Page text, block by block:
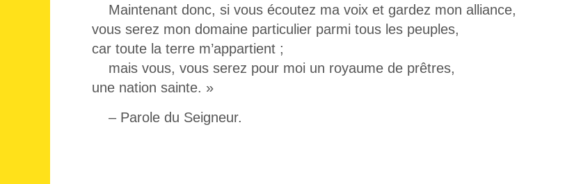
Maintenant donc, si vous écoutez ma voix et gardez mon alliance,
vous serez mon domaine particulier parmi tous les peuples,
car toute la terre m’appartient ;
mais vous, vous serez pour moi un royaume de prêtres,
une nation sainte. »
– Parole du Seigneur.